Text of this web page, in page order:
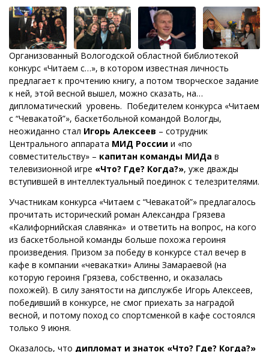
Организованный Вологодской областной библиотекой
конкурс «Читаем с…», в котором известная личность
предлагает к прочтению книгу, а потом творческое задание
к ней, этой весной вышел, можно сказать, на…
дипломатический уровень. Победителем конкурса «Читаем
с “Чевакатой”», баскетбольной командой Вологды,
неожиданно стал Игорь Алексеев – сотрудник
Центрального аппарата МИД России и «по
совместительству» – капитан команды МИДа в
телевизионной игре «Что? Где? Когда?», уже дважды
вступившей в интеллектуальный поединок с телезрителями.
Участникам конкурса «Читаем с “Чевакатой”» предлагалось
прочитать исторический роман Александра Грязева
«Калифорнийская славянка» и ответить на вопрос, на кого
из баскетбольной команды больше похожа героиня
произведения. Призом за победу в конкурсе стал вечер в
кафе в компании «чевакатки» Алины Замараевой (на
которую героиня Грязева, собственно, и оказалась
похожей). В силу занятости на дипслужбе Игорь Алексеев,
победивший в конкурсе, не смог приехать за наградой
весной, и потому поход со спортсменкой в кафе состоялся
только 9 июня.
Оказалось, что дипломат и знаток «Что? Где? Когда?»